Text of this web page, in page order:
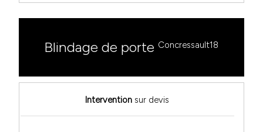
Blindage de porte Concressault18
Intervention sur devis